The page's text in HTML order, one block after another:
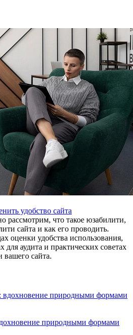
удобство сайта
рассмотрим, что такое юзабилити,
сайта и как его проводить.
оценки удобства использования,
аудита и практических советах
сайта.
природными формами